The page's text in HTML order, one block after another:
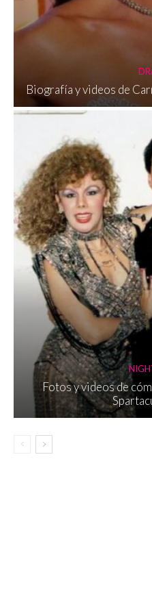
Biografía y videos de
Fotos y videos de